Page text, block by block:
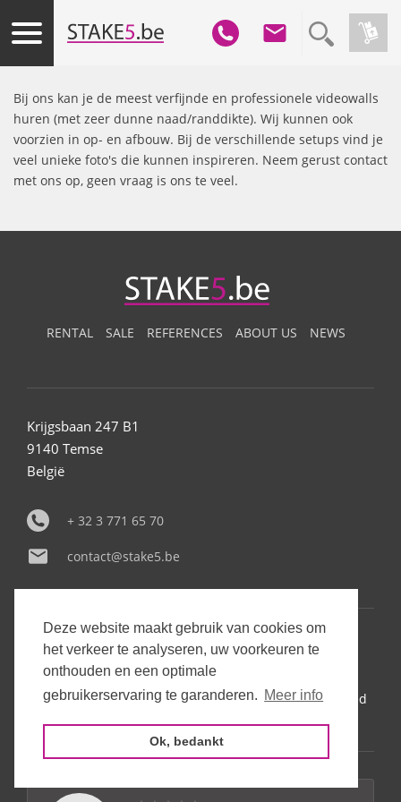
Deze website maakt gebruik van cookies om
het verkeer te analyseren, uw voorkeuren te
onthouden en een optimale
gebruikerservaring te garanderen. Meer info
Ok, bedankt
Bij ons kan je de meest verfijnde en professionele videowalls
huren (met zeer dunne naad/randdikte). Wij kunnen ook
voorzien in op- en afbouw. Bij de verschillende setups vind je
veel unieke foto's die kunnen inspireren. Neem gerust contact
met ons op, geen vraag is ons te veel.
RENTAL SALE REFERENCES ABOUT US NEWS
Krijgsbaan 247 B1
9140 Temse
België
+ 32 3 771 65 70
contact@stake5.be
Opening hours:
Warehouse only by appointment. Reachable by phone
between 9AM and 12AM. Urgent questions can be asked